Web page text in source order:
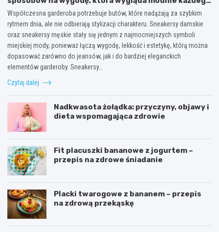
dnia
Współczesna garderoba potrzebuje butów, które nadążają za szybkim
rytmem dnia, ale nie odbierają stylizacji charakteru. Sneakersy damskie
oraz sneakersy męskie stały się jednym z najmocniejszych symboli
miejskiej mody, ponieważ łączą wygodę, lekkość i estetykę, którą można
dopasować zarówno do jeansów, jak i do bardziej eleganckich
elementów garderoby. Sneakersy…
Czytaj dalej
Nadkwasota żołądka: przyczyny, objawy i
dieta wspomagająca zdrowie
Fit placuszki bananowe z jogurtem –
przepis na zdrowe śniadanie
Placki twarogowe z bananem – przepis
na zdrową przekąskę